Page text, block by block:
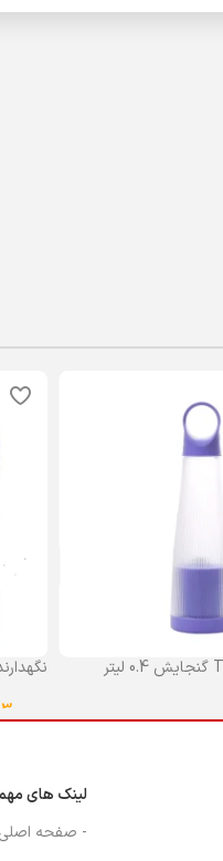
نگهدارنده آب 18
لینک های
- صفحه اصلی